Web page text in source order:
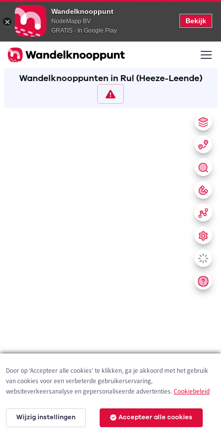
Wandelknooppunt
NodeMapp BV
GRATIS - In Google Play
Bekijk
Wandelknooppunten in Rul (Heeze-Leende)
200 m
Door op 'Accepteer alle cookies' te klikken, ga je akkoord met het gebruik
van cookies voor een verbeterde gebruikerservaring,
websiteverkeersanalyse en gepersonaliseerde advertenties.Cookiebeleid
Wijzig instellingen Accepteer alle cookies